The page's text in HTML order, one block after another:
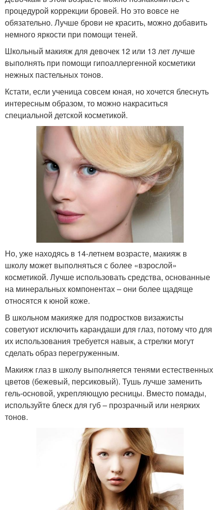
процедурой коррекции бровей. Но это вовсе не
обязательно. Лучше брови не красить, можно добавить
немного яркости при помощи теней.
Школьный макияж для девочек 12 или 13 лет лучше
выполнять при помощи гипоаллергенной косметики
нежных пастельных тонов.
Кстати, если ученица совсем юная, но хочется блеснуть
интересным образом, то можно накраситься
специальной детской косметикой.
Но, уже находясь в 14-летнем возрасте, макияж в
школу может выполняться с более «взрослой»
косметикой. Лучше использовать средства, основанные
на минеральных компонентах – они более щадяще
относятся к юной коже.
В школьном макияже для подростков визажисты
советуют исключить карандаши для глаз, потому что для
их использования требуется навык, а стрелки могут
сделать образ перегруженным.
Макияж глаз в школу выполняется тенями естественных
цветов (бежевый, персиковый). Тушь лучше заменить
гель-основой, укрепляющую ресницы. Вместо помады,
используйте блеск для губ – прозрачный или неярких
тонов.